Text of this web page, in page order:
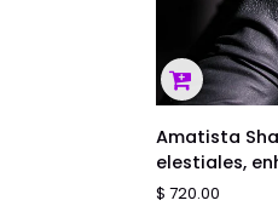
Amatista
Shangaan
#14
Amatista
elestiales,
$ 720.00